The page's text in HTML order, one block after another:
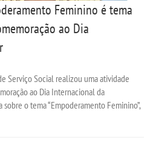
Feminino é tema
ao Dia
Serviço Social realizou uma atividade
ao Dia Internacional da
o tema “Empoderamento Feminino”,